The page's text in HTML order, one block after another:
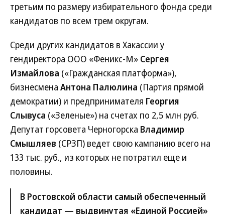
третьим по размеру избирательного фонда среди
кандидатов по всем трем округам.
Среди других кандидатов в Хакассии у
гендиректора ООО «Феникс-М» Сергея
Измайлова («Гражданская платформа»),
бизнесмена Антона Палюлина (Партия прямой
демократии) и предпринимателя Георгия
Слывуса («Зеленые») на счетах по 2,5 млн руб.
Депутат горсовета Черногорска Владимир
Смышляев (СРЗП) ведет свою кампанию всего на
133 тыс. руб., из которых не потратил еще и
половины.
В Ростовской области самый обеспеченный
кандидат — выдвинутая «Единой Россией»